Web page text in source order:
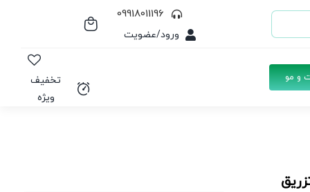
09918011196
ورود/عضویت
و مو
تخفیف
ویژه